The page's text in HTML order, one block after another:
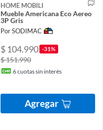
HOME MOBILI
Mueble Americana Eco Aereo
3P Gris
Por SODIMAC
$ 104.990 -31%
$ 151.990
6cuotas sin interés
Agregar